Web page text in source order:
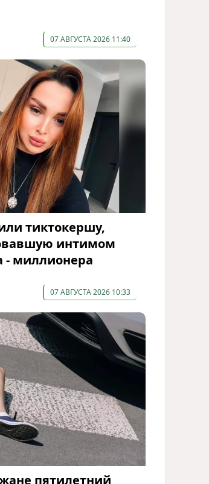
07 АВГУСТА 2026 11:40
тиктокершу,
интимом
- миллионера
07 АВГУСТА 2026 10:33
пятилетний